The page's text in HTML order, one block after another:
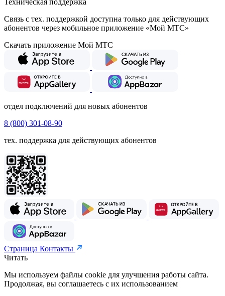
Связь с тех. поддержкой доступна только для действующих
абонентов через мобильное приложение «Мой МТС»
Скачать приложение Мой МТС
отдел подключений для новых абонентов
8 (800) 301-08-90
тех. поддержка для действующих абонентов
Страница Контакты
Читать
Мы используем файлы cookie для улучшения работы сайта.
Продолжая, вы соглашаетесь с их использованием